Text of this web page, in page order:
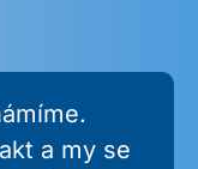
a my se